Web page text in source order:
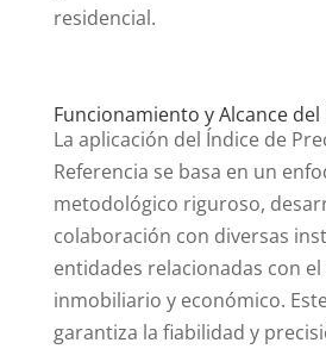
residencial.
Funcionamiento y Alcance del
La aplicación del Índice de
Referencia se basa en un
metodológico riguroso,
colaboración con diversas
entidades relacionadas con
inmobiliario y económico.
garantiza la fiabilidad y